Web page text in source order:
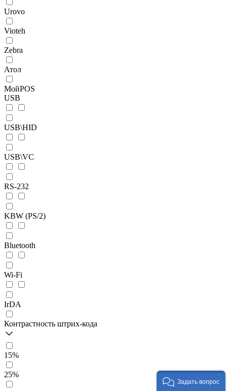
Urovo
Vioteh
Zebra
Атол
МойPOS
USB
USB\HID
USB\VC
RS-232
KBW (PS/2)
Bluetooth
Wi-Fi
IrDA
Контрастность штрих-кода
15%
25%
Задать вопрос